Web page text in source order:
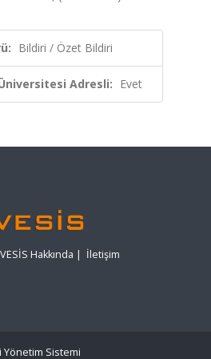
Bildiri / Özet Bildiri
Adresli: Evet
Hakkında | İletişim
Yönetim Sistemi